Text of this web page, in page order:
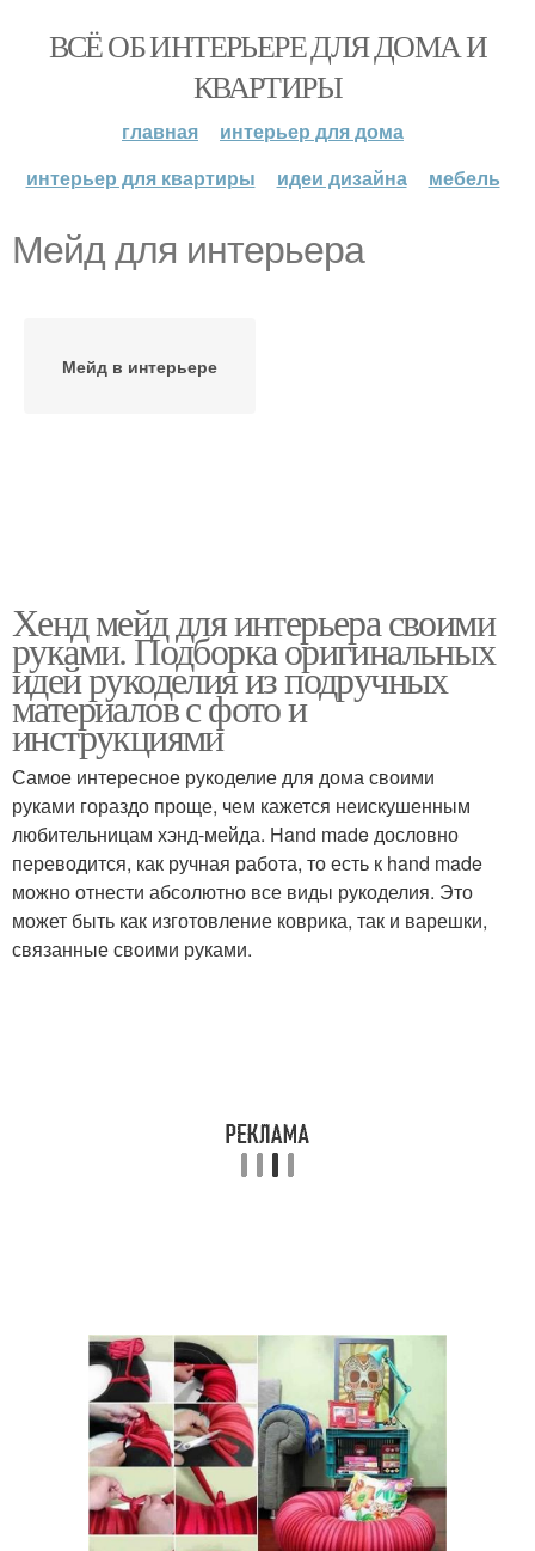
ВСЁ ОБ ИНТЕРЬЕРЕ ДЛЯ ДОМА И
КВАРТИРЫ
главная
интерьер для дома
интерьер для квартиры
идеи дизайна мебель
Мейд для интерьера
Мейд в интерьере
Хенд мейд для интерьера своими
руками. Подборка оригинальных
идей рукоделия из подручных
материалов с фото и
инструкциями
Самое интересное рукоделие для дома своими
руками гораздо проще, чем кажется неискушенным
любительницам хэнд-мейда. Hand made дословно
переводится, как ручная работа, то есть к hand made
можно отнести абсолютно все виды рукоделия. Это
может быть как изготовление коврика, так и варешки,
связанные своими руками.